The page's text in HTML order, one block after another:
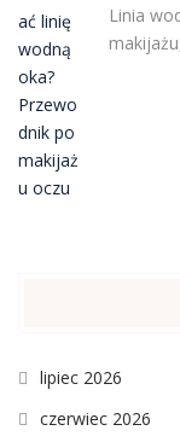
Linia
lipiec 2026
czerwiec 2026